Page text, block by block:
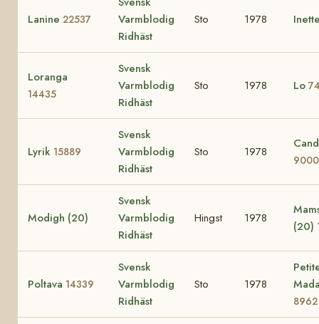
Lanine 22537
Varmblodig
Ridhäst
Sto 1978
Loranga
14435
Svensk
Varmblodig
Ridhäst
Sto 1978 Lo
Lyrik 15889
Svensk
Varmblodig
Ridhäst
Sto 1978
Modigh (20)
Svensk
Varmblodig
Ridhäst
Hingst 1978
(20)
Poltava 14339
Svensk
Varmblodig
Ridhäst
Sto 1978
8962